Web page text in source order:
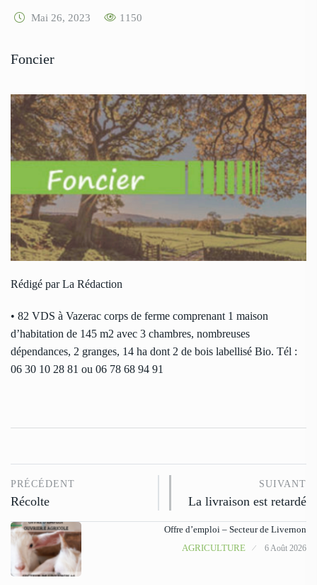
Mai 26, 2023 1150
Foncier
Rédigé par La Rédaction
• 82 VDS à Vazerac corps de ferme comprenant 1 maison
d’habitation de 145 m2 avec 3 chambres, nombreuses
dépendances, 2 granges, 14 ha dont 2 de bois labellisé Bio. Tél :
06 30 10 28 81 ou 06 78 68 94 91
PRÉCÉDENT
Récolte
SUIVANT
La livraison est retardé
Offre d’emploi – Secteur de Livernon
AGRICULTURE
6 Août 2026